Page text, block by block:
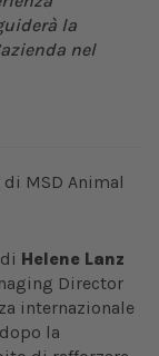
la
nel
Helene Lanz
Director
internazionale
la